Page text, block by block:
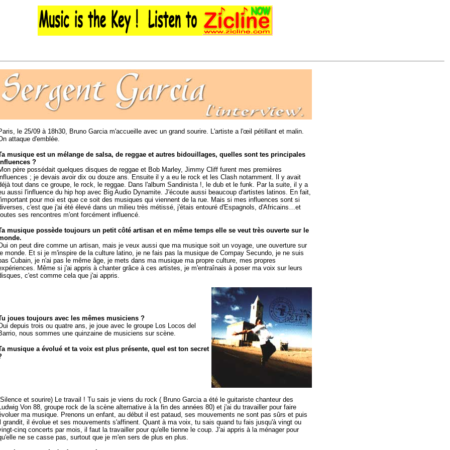
le 25/09 à 18h30, Bruno Garcia m'accueille avec un grand sourire. L'artiste a l'œil pétillant et malin.
attaque d'emblée.
musique est un mélange de salsa, de reggae et autres bidouillages, quelles sont tes principales
?
père possédait quelques disques de reggae et Bob Marley, Jimmy Cliff furent mes premières
; je devais avoir dix ou douze ans. Ensuite il y a eu le rock et les Clash notamment. Il y avait
tout dans ce groupe, le rock, le reggae. Dans l'album Sandinista !, le dub et le funk. Par la suite, il y a
aussi l'influence du hip hop avec Big Audio Dynamite. J'écoute aussi beaucoup d'artistes latinos. En fait,
pour moi est que ce soit des musiques qui viennent de la rue. Mais si mes influences sont si
c'est que j'ai été élevé dans un milieu très métissé, j'étais entouré d'Espagnols, d'Africains…et
ses rencontres m'ont forcément influencé.
musique possède toujours un petit côté artisan et en même temps elle se veut très ouverte sur le
on peut dire comme un artisan, mais je veux aussi que ma musique soit un voyage, une ouverture sur
monde. Et si je m'inspire de la culture latino, je ne fais pas la musique de Compay Secundo, je ne suis
Cubain, je n'ai pas le même âge, je mets dans ma musique ma propre culture, mes propres
Même si j'ai appris à chanter grâce à ces artistes, je m'entraînais à poser ma voix sur leurs
c'est comme cela que j'ai appris.
joues toujours avec les mêmes musiciens ?
depuis trois ou quatre ans, je joue avec le groupe Los Locos del
nous sommes une quinzaine de musiciens sur scène.
musique a évolué et ta voix est plus présente, quel est ton secret
et sourire) Le travail ! Tu sais je viens du rock ( Bruno Garcia a été le guitariste chanteur des
Von 88, groupe rock de la scène alternative à la fin des années 80) et j'ai du travailler pour faire
ma musique. Prenons un enfant, au début il est pataud, ses mouvements ne sont pas sûrs et puis
grandit, il évolue et ses mouvements s'affinent. Quant à ma voix, tu sais quand tu fais jusqu'à vingt ou
cinq concerts par mois, il faut la travailler pour qu'elle tienne le coup. J'ai appris à la ménager pour
ne se casse pas, surtout que je m'en sers de plus en plus.